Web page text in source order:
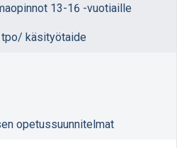
13-16 -vuotiaille
tpo/ käsityötaide
opetussuunnitelmat